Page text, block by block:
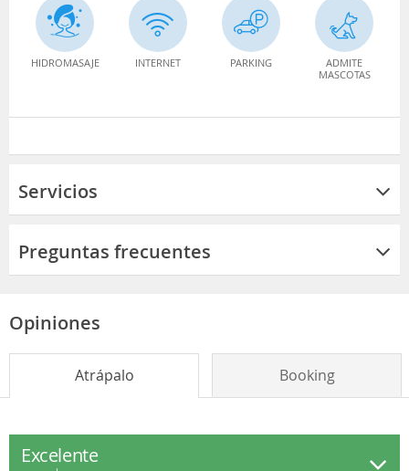
HIDROMASAJE INTERNET PARKING
ADMITE
MASCOTAS
Servicios
Preguntas frecuentes
Opiniones
Atrápalo Booking
Excelente